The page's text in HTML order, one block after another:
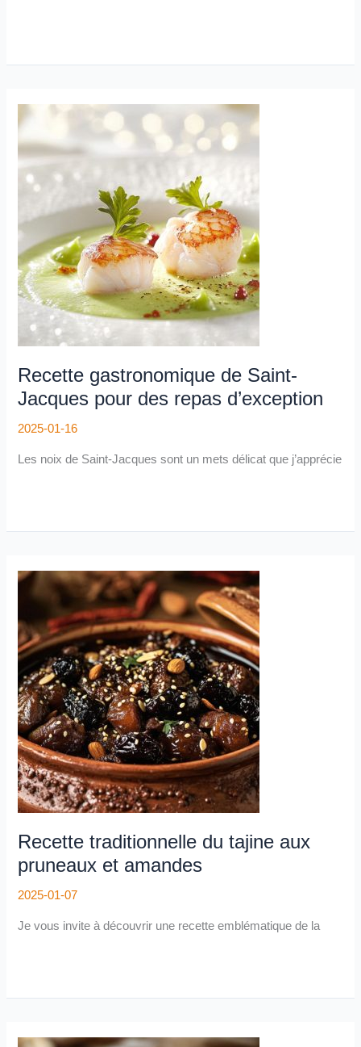
Recette gastronomique de Saint-
Jacques pour des repas d’exception
2025-01-16
Les noix de Saint-Jacques sont un mets délicat que j’apprécie
de
Saint-
Jacques
des
repas
d’exception
Recette traditionnelle du tajine aux
pruneaux et amandes
2025-01-07
Je vous invite à découvrir une recette emblématique de la
Recette
traditionnelle
du
tajine
aux
pruneaux
et
amandes